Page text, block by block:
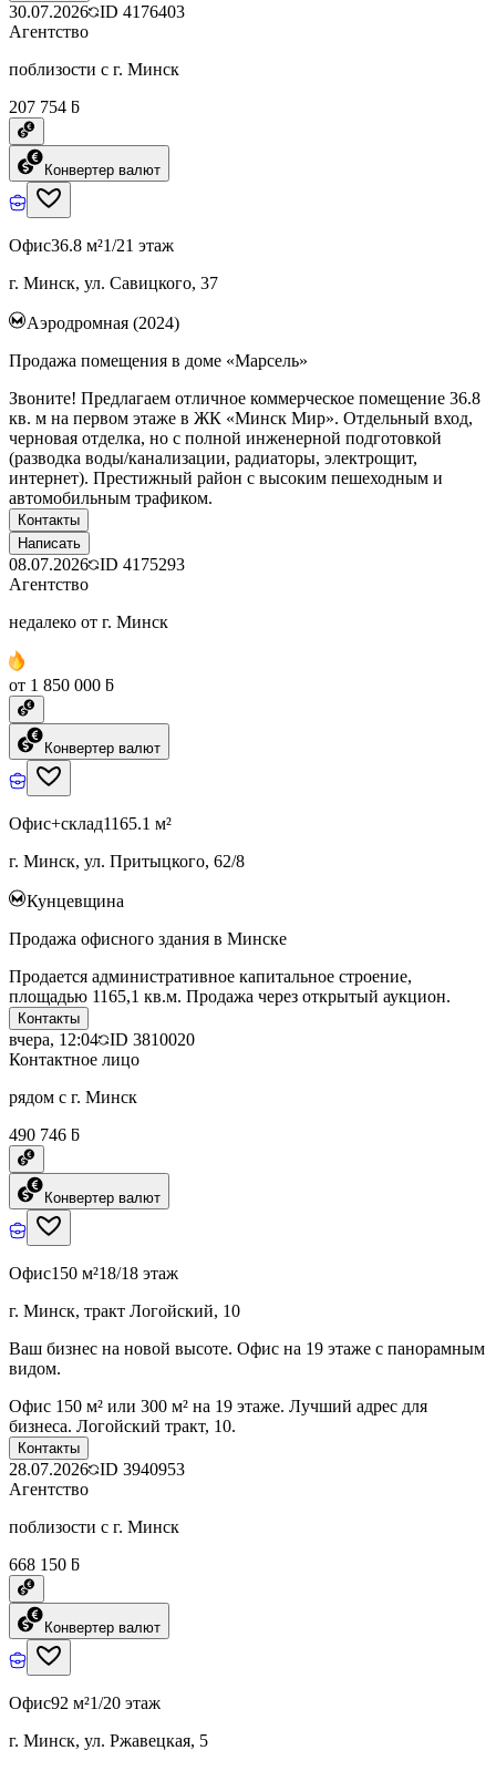
30.07.2026 ID 4176403
Агентство
поблизости с г. Минск
207 754 ƃ
Конвертер валют
Офис36.8 м²1/21 этаж
г. Минск, ул. Савицкого, 37
Аэродромная (2024)
Продажа помещения в доме «Марсель»
Звоните! Предлагаем отличное коммерческое помещение 36.8
кв. м на первом этаже в ЖК «Минск Мир». Отдельный вход,
черновая отделка, но с полной инженерной подготовкой
(разводка воды/канализации, радиаторы, электрощит,
интернет). Престижный район с высоким пешеходным и
автомобильным трафиком.
Контакты
Написать
08.07.2026 ID 4175293
Агентство
недалеко от г. Минск
от 1 850 000 ƃ
Конвертер валют
Офис+склад1165.1 м²
г. Минск, ул. Притыцкого, 62/8
Кунцевщина
Продажа офисного здания в Минске
Продается административное капитальное строение,
площадью 1165,1 кв.м. Продажа через открытый аукцион.
Контакты
вчера, 12:04 ID 3810020
Контактное лицо
рядом с г. Минск
490 746 ƃ
Конвертер валют
Офис150 м²18/18 этаж
г. Минск, тракт Логойский, 10
Ваш бизнес на новой высоте. Офис на 19 этаже с панорамным
видом.
Офис 150 м² или 300 м² на 19 этаже. Лучший адрес для
бизнеса. Логойский тракт, 10.
Контакты
28.07.2026 ID 3940953
Агентство
поблизости с г. Минск
668 150 ƃ
Конвертер валют
Офис92 м²1/20 этаж
г. Минск, ул. Ржавецкая, 5